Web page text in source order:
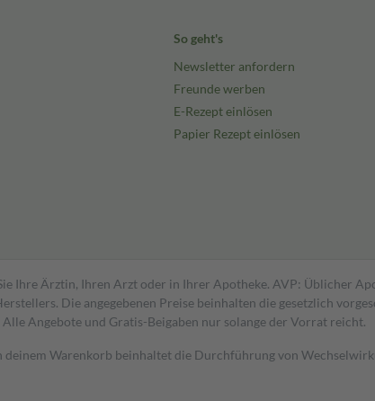
So geht's
Newsletter anfordern
Freunde werben
E-Rezept einlösen
Papier Rezept einlösen
Ihre Ärztin, Ihren Arzt oder in Ihrer Apotheke. AVP: Üblicher
Die angegebenen Preise beinhalten die gesetzlich
Angebote und Gratis-Beigaben nur solange der Vorrat reicht.
Warenkorb beinhaltet die Durchführung von